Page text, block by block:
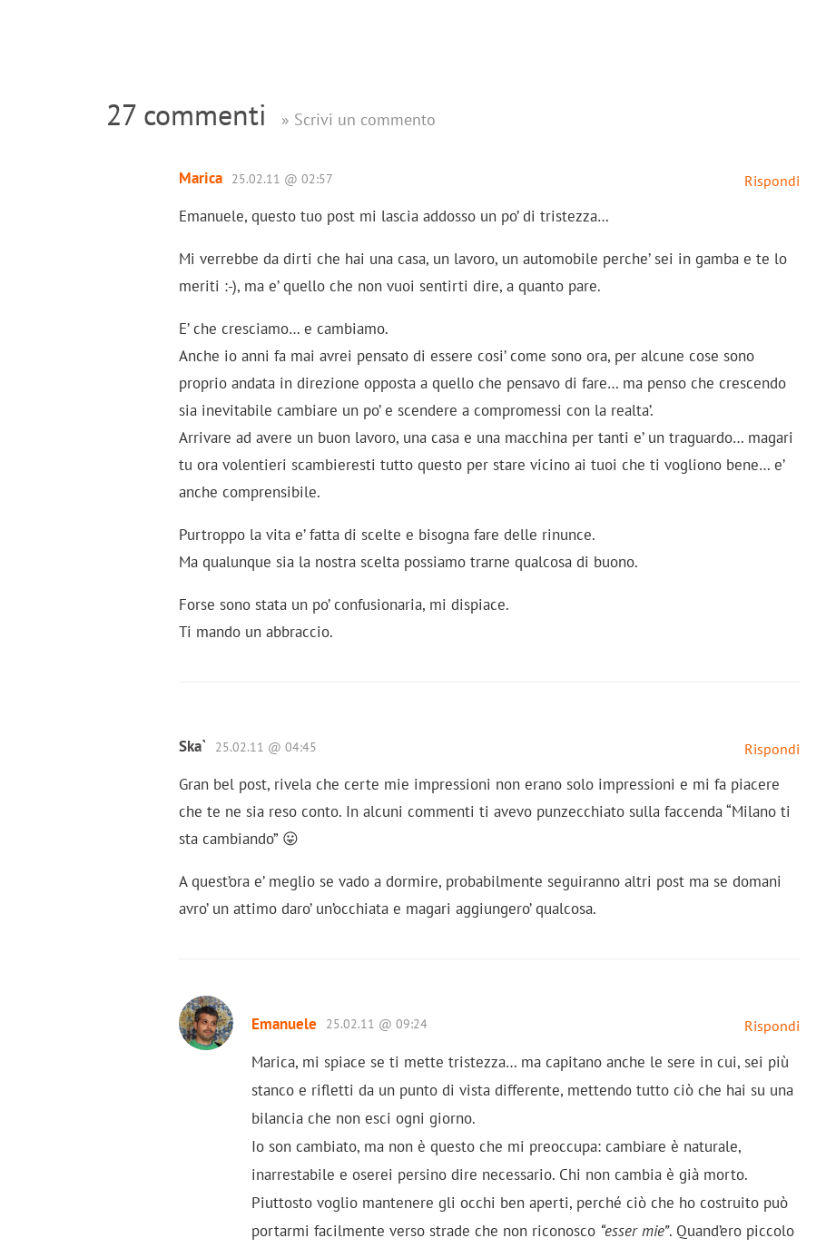
27 commenti » Scrivi un commento
Marica Rispondi
25.02.11 @ 02:57
Emanuele, questo tuo post mi lascia addosso un po’ di tristezza…
Mi verrebbe da dirti che hai una casa, un lavoro, un automobile perche’ sei in gamba e te lo
meriti :-), ma e’ quello che non vuoi sentirti dire, a quanto pare.
E’ che cresciamo… e cambiamo.
Anche io anni fa mai avrei pensato di essere cosi’ come sono ora, per alcune cose sono
proprio andata in direzione opposta a quello che pensavo di fare… ma penso che crescendo
sia inevitabile cambiare un po’ e scendere a compromessi con la realta’.
Arrivare ad avere un buon lavoro, una casa e una macchina per tanti e’ un traguardo… magari
tu ora volentieri scambieresti tutto questo per stare vicino ai tuoi che ti vogliono bene… e’
anche comprensibile.
Purtroppo la vita e’ fatta di scelte e bisogna fare delle rinunce.
Ma qualunque sia la nostra scelta possiamo trarne qualcosa di buono.
Forse sono stata un po’ confusionaria, mi dispiace.
Ti mando un abbraccio.
Ska` Rispondi
25.02.11 @ 04:45
Gran bel post, rivela che certe mie impressioni non erano solo impressioni e mi fa piacere
che te ne sia reso conto. In alcuni commenti ti avevo punzecchiato sulla faccenda “Milano ti
sta cambiando” 😛
A quest’ora e’ meglio se vado a dormire, probabilmente seguiranno altri post ma se domani
avro’ un attimo daro’ un’occhiata e magari aggiungero’ qualcosa.
Emanuele Rispondi
25.02.11 @ 09:24
Marica, mi spiace se ti mette tristezza… ma capitano anche le sere in cui, sei più
stanco e rifletti da un punto di vista differente, mettendo tutto ciò che hai su una
bilancia che non esci ogni giorno.
Io son cambiato, ma non è questo che mi preoccupa: cambiare è naturale,
inarrestabile e oserei persino dire necessario. Chi non cambia è già morto.
Piuttosto voglio mantenere gli occhi ben aperti, perché ciò che ho costruito può
portarmi facilmente verso strade che non riconosco “esser mie”. Quand’ero piccolo